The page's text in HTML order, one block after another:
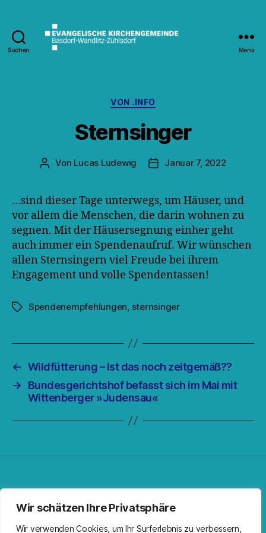
Wir schätzen Ihre Privatsphäre
Wir verwenden Cookies, um Ihr Surferlebnis zu verbessern,
Suchen Menü
Kategorien
VON .INFO
Sternsinger
Beitragsautor
Von Lucas Ludewig Veröffentlichungsdatum
Januar 7, 2022
…sind dieser Tage unterwegs, um Häuser, und
vor allem die Menschen, die darin wohnen zu
segnen. Mit der Häusersegnung einher geht
auch immer ein Spendenaufruf. Wir wünschen
allen Sternsingern viel Freude bei ihrem
Engagement und volle Spendentassen!
Schlagwörter
Spendenempfehlungen sternsinger
← Wildfütterung – Ist das noch zeitgemäß??
→
Bundesgerichtshof befasst sich im Mai mit
Wittenberger »Judensau«
Facebook
Spotify
RSS-FeedInstagram